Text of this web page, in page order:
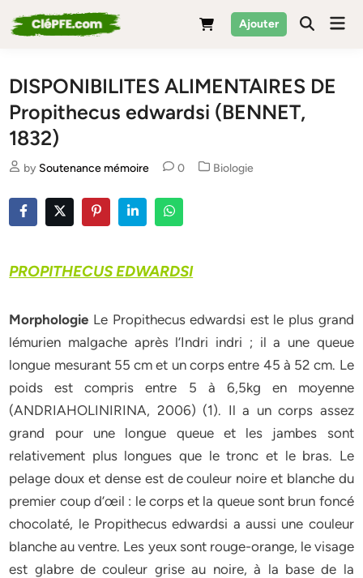
to
Ajouter
DISPONIBILITES ALIMENTAIRES DE
Propithecus edwardsi (BENNET,
1832)
by Soutenance mémoire 0
Posted
Biologie
PROPITHECUS EDWARDSI
Morphologie Le Propithecus edwardsi est le plus grand
lémurien malgache après l’Indri indri ; il a une queue
longue mesurant 55 cm et un corps entre 45 à 52 cm. Le
poids est compris entre 5 à 6,5kg en moyenne
(ANDRIAHOLINIRINA, 2006) (1). Il a un corps assez
grand pour une longue queue et les jambes sont
relativement plus longues que le tronc et le bras. Le
pelage doux et dense est de couleur noire et blanche du
premier coup d’œil : le corps et la queue sont brun foncé
chocolaté, le Propithecus edwardsi a aussi une couleur
blanche au ventre. Les yeux sont rouge-orange, le visage
est glabre de couleur grise au noire, à la base de la